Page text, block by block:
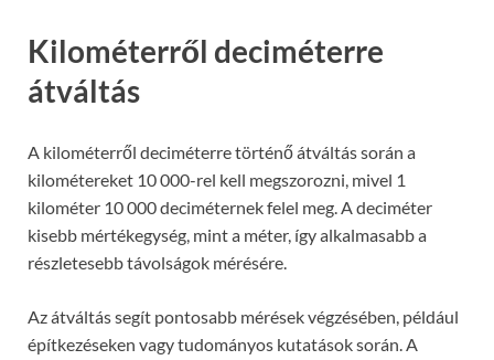
Kilométerről deciméterre
átváltás
A kilométerről deciméterre történő átváltás során a
kilométereket 10 000-rel kell megszorozni, mivel 1
kilométer 10 000 deciméternek felel meg. A deciméter
kisebb mértékegység, mint a méter, így alkalmasabb a
részletesebb távolságok mérésére.
Az átváltás segít pontosabb mérések végzésében, például
építkezéseken vagy tudományos kutatások során. A